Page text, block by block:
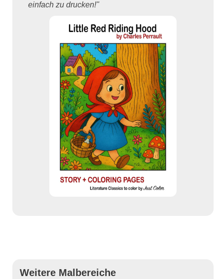
einfach zu drucken!"
Weitere Malbereiche